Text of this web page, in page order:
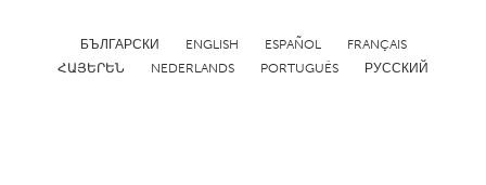
NETHERLANDS
БЪЛГАРСКИ ENGLISH ESPAÑOL
FRANÇAIS
ՀԱՅԵՐԵՆ
NEDERLANDS PORTUGUÊS РУССКИЙ